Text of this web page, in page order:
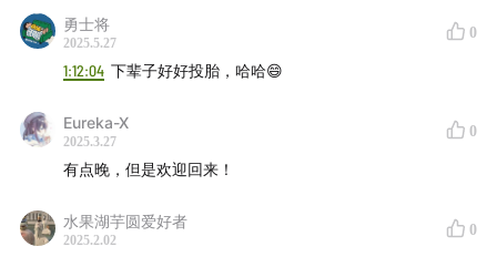
勇士将
2025.5.27
0
1:12:04 下辈子好好投胎，哈哈😄
Eureka-X
2025.3.27
0
有点晚，但是欢迎回来！
水果湖芋圆爱好者
2025.2.02
0